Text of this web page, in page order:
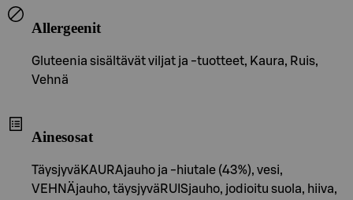
Allergeenit
Gluteenia sisältävät viljat ja -tuotteet, Kaura, Ruis,
Vehnä
Ainesosat
TäysjyväKAURAjauho ja -hiutale (43%), vesi,
VEHNÄjauho, täysjyväRUISjauho, jodioitu suola, hiiva,